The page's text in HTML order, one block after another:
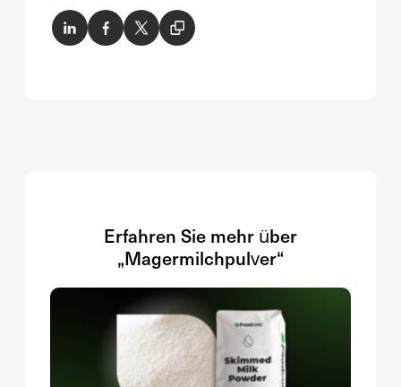
Erfahren Sie mehr über
„Magermilchpulver“